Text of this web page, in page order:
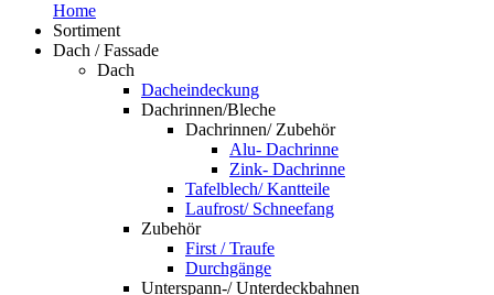
Home
Sortiment
Dach / Fassade
Dach
Dacheindeckung
Dachrinnen/Bleche
Dachrinnen/ Zubehör
Alu- Dachrinne
Zink- Dachrinne
Tafelblech/ Kantteile
Laufrost/ Schneefang
Zubehör
First / Traufe
Durchgänge
Unterspann-/ Unterdeckbahnen